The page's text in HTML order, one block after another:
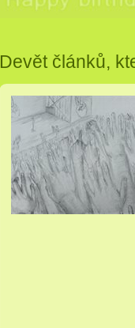
Devět článků,